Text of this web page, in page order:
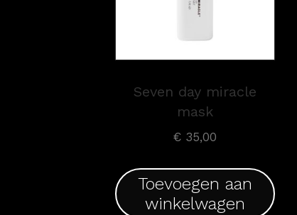
Seven day miracle
mask
€ 35,00
Toevoegen aan
winkelwagen